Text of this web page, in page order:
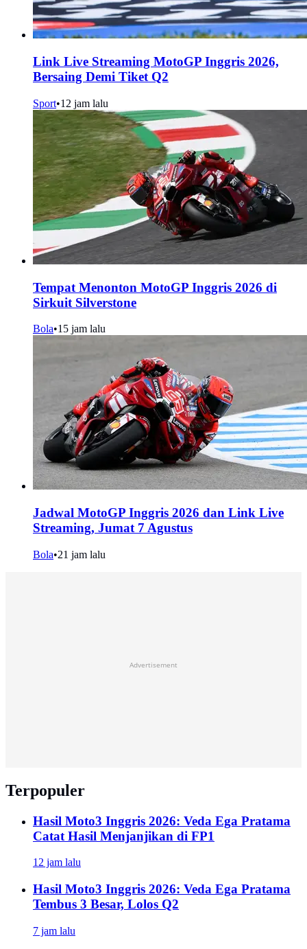
Link Live Streaming MotoGP Inggris 2026,
Bersaing Demi Tiket Q2
Sport•12 jam lalu
Tempat Menonton MotoGP Inggris 2026 di
Sirkuit Silverstone
Bola•15 jam lalu
Jadwal MotoGP Inggris 2026 dan Link Live
Streaming, Jumat 7 Agustus
Bola•21 jam lalu
Advertisement
Terpopuler
Hasil Moto3 Inggris 2026: Veda Ega Pratama
Catat Hasil Menjanjikan di FP1
12 jam lalu
Hasil Moto3 Inggris 2026: Veda Ega Pratama
Tembus 3 Besar, Lolos Q2
7 jam lalu